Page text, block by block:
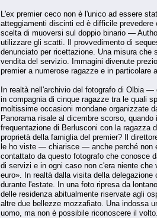
L'ex premier ceco non è l'unico ad essere
atteggiamenti discinti ed è difficile
scelta di muoversi sul doppio binario —
utilizzare gli scatti. Il provvedimento di
denunciato per ricettazione. Una misura
vendita del servizio. Immagini divenute
premier a numerose ragazze e in particolare
In realtà nell'archivio del fotografo di Olbia
in compagnia di cinque ragazze tra le quali
moltissime occasioni mondane organizzate
Panorama risale al dicembre scorso,
frequentazione di Berlusconi con la ragazza
proprietà della famiglia del premier? Il
le ho viste — chiarisce — anche perché non
contattato da questo fotografo che conosce
di servizi e in ogni caso non c'era niente
euro». In realtà dalla visita della
durante l'estate. In una foto ripresa da
delle residenza abitualmente riservate agli
altre due bellezze mozzafiato. Una indossa
uomo, ma non è possibile riconoscere il